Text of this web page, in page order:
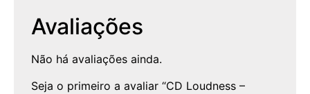
Avaliações
Não há avaliações ainda.
Seja o primeiro a avaliar “CD Loudness –